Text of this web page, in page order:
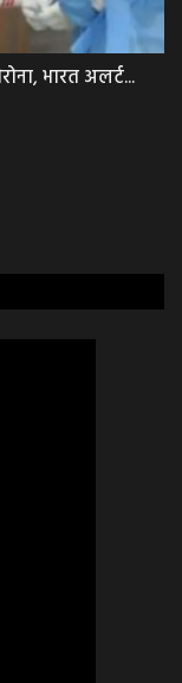
भारत अलर्ट...